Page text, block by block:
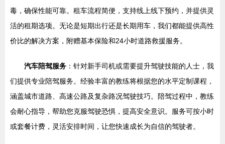
毒，确保性能可靠。租车流程简便，支持线上线下预约，并提供灵
活的租期选项。无论是短期出行还是长期用车，我们都能提供高性
价比的解决方案，附赠基本保险和24小时道路救援服务。
汽车陪驾服务 ：针对新手司机或需要提升驾驶技能的人士，我
们提供专业陪驾服务。经验丰富的教练将根据您的水平定制课程，
涵盖城市道路、高速公路及复杂路况驾驶技巧。陪驾过程中，教练
会耐心指导，帮助您克服驾驶恐惧，提高安全意识。服务可按小时
或套餐计费，灵活安排时间，让您快速成长为自信的驾驶者。